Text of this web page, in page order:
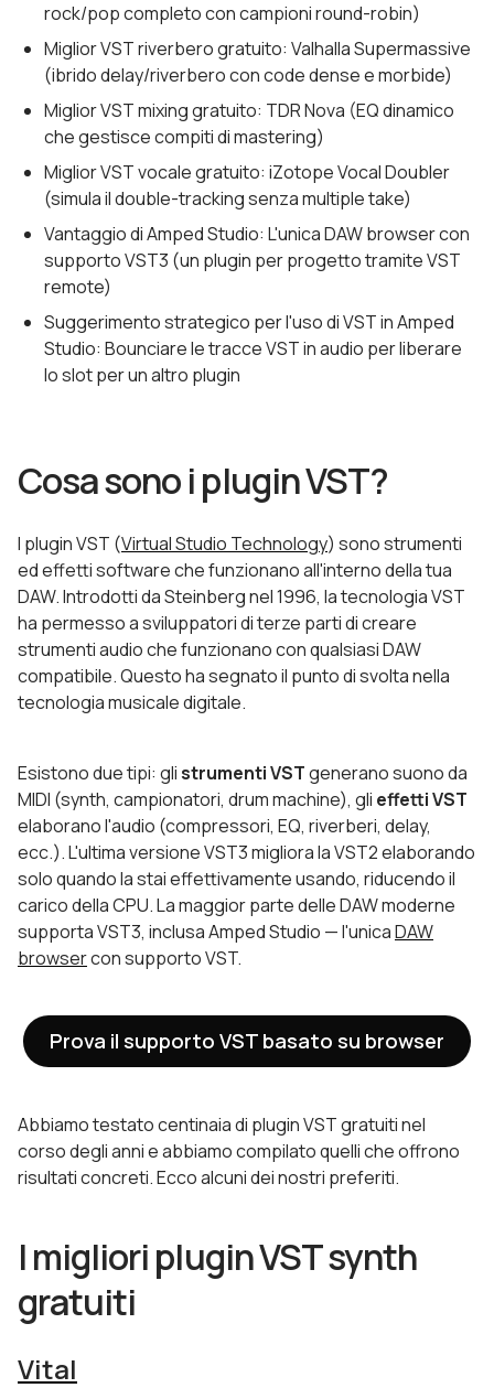
rock/pop completo con campioni round-robin)
Miglior VST riverbero gratuito: Valhalla Supermassive
(ibrido delay/riverbero con code dense e morbide)
Miglior VST mixing gratuito: TDR Nova (EQ dinamico
che gestisce compiti di mastering)
Miglior VST vocale gratuito: iZotope Vocal Doubler
(simula il double-tracking senza multiple take)
Vantaggio di Amped Studio: L'unica DAW browser con
supporto VST3 (un plugin per progetto tramite VST
remote)
Suggerimento strategico per l'uso di VST in Amped
Studio: Bounciare le tracce VST in audio per liberare
lo slot per un altro plugin
Cosa sono i plugin VST?
I plugin VST (Virtual Studio Technology) sono strumenti
ed effetti software che funzionano all'interno della tua
DAW. Introdotti da Steinberg nel 1996, la tecnologia VST
ha permesso a sviluppatori di terze parti di creare
strumenti audio che funzionano con qualsiasi DAW
compatibile. Questo ha segnato il punto di svolta nella
tecnologia musicale digitale.
Esistono due tipi: glistrumenti VSTgenerano suono da
MIDI (synth, campionatori, drum machine), gli effetti VST
elaborano l'audio (compressori, EQ, riverberi, delay,
ecc.). L'ultima versione VST3 migliora la VST2 elaborando
solo quando la stai effettivamente usando, riducendo il
carico della CPU. La maggior parte delle DAW moderne
supporta VST3, inclusa Amped Studio — l'unicaDAW
browsercon supporto VST.
Prova il supporto VST basato su browser
Abbiamo testato centinaia di plugin VST gratuiti nel
corso degli anni e abbiamo compilato quelli che offrono
risultati concreti. Ecco alcuni dei nostri preferiti.
I migliori plugin VST synth
gratuiti
Vital